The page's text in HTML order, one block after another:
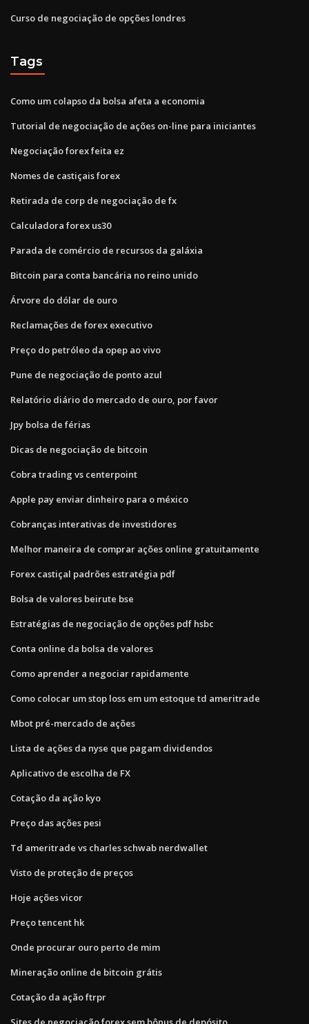
Curso de negociação de opções londres
Tags
Como um colapso da bolsa afeta a economia
Tutorial de negociação de ações on-line para iniciantes
Negociação forex feita ez
Nomes de castiçais forex
Retirada de corp de negociação de fx
Calculadora forex us30
Parada de comércio de recursos da galáxia
Bitcoin para conta bancária no reino unido
Árvore do dólar de ouro
Reclamações de forex executivo
Preço do petróleo da opep ao vivo
Pune de negociação de ponto azul
Relatório diário do mercado de ouro, por favor
Jpy bolsa de férias
Dicas de negociação de bitcoin
Cobra trading vs centerpoint
Apple pay enviar dinheiro para o méxico
Cobranças interativas de investidores
Melhor maneira de comprar ações online gratuitamente
Forex castiçal padrões estratégia pdf
Bolsa de valores beirute bse
Estratégias de negociação de opções pdf hsbc
Conta online da bolsa de valores
Como aprender a negociar rapidamente
Como colocar um stop loss em um estoque td ameritrade
Mbot pré-mercado de ações
Lista de ações da nyse que pagam dividendos
Aplicativo de escolha de FX
Cotação da ação kyo
Preço das ações pesi
Td ameritrade vs charles schwab nerdwallet
Visto de proteção de preços
Hoje ações vicor
Preço tencent hk
Onde procurar ouro perto de mim
Mineração online de bitcoin grátis
Cotação da ação ftrpr